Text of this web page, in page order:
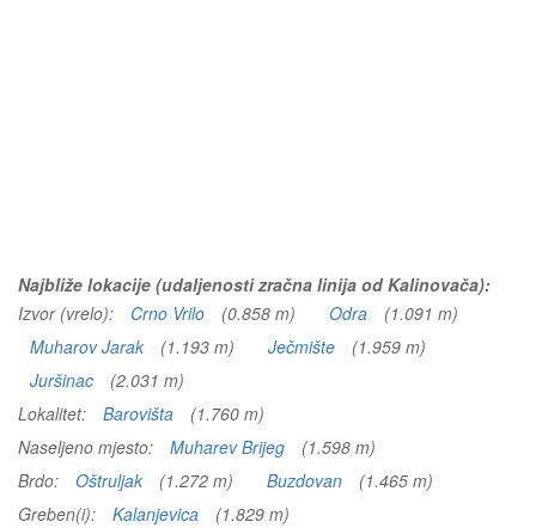
Najbliže lokacije (udaljenosti zračna linija od Kalinovača):
Izvor (vrelo):
Crno Vrilo (0.858 m) Odra
(1.091 m)
Muharov Jarak
(1.193 m) Ječmište
(1.959 m)
Juršinac
(2.031 m)
Lokalitet:
Barovišta
(1.760 m)
Naseljeno mjesto:
Muharev Brijeg
(1.598 m)
Brdo:
Oštruljak (1.272 m) Buzdovan
(1.465 m)
Greben(i):
Kalanjevica (1.829 m)